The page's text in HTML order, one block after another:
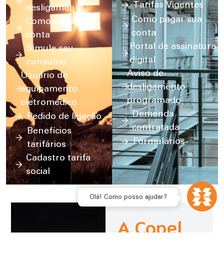
desligamento
Como pagar sua
conta
Simule seu
consumo
Usuário de
equipamento
eletromédico
Pedido de ligação
Benefícios
tarifários
Cadastro tarifa
social
Tarifas Vigentes
Como pagar sua
conta
Portal de assinatura
digital
Aviso de
desligamento
programado
Demanda
contratada
Formulários
A Copel
Olá! Como posso ajudar?